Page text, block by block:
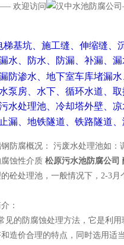
基坑、施工缝、伸缩缝、
水、防水、防漏、补漏、漏
防渗水、地下室车库堵漏
泵房、水下、循环水道、
水处理池、冷却塔外壁、
漏、地铁隧道、铁路隧道
防腐概况： 污废水处理池如
蚀性介质 松原污水池防腐公司
砼处理池，一般情况下，2-3
：
见的防腐蚀处理方法，它是利
造价合理的特点，同时选用适